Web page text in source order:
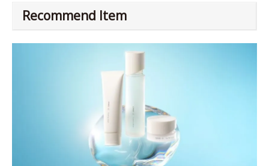
Recommend Item